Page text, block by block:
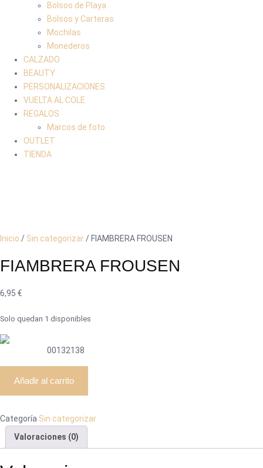
Bolsos de Playa
Bolsos y Carteras
Mochilas
Monederos
CALZADO
BEAUTY
PERSONALIZACIONES
VUELTA AL COLE
REGALOS
Marcos de foto
OUTLET
TIENDA
Inicio / Sin categorizar/ FIAMBRERA FROUSEN
FIAMBRERA FROUSEN
6,95 €
Solo quedan 1 disponibles
00132138
FROUSEN
Añadir al carrito
Categoría Sin categorizar
Valoraciones (0)